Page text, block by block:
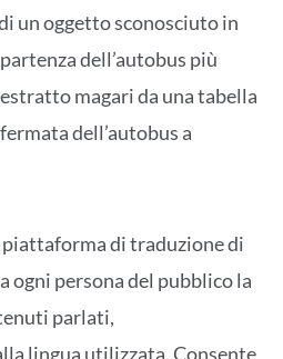
un oggetto sconosciuto in
dell’autobus più
magari da una tabella
dell’autobus a
piattaforma di traduzione di
ogni persona del pubblico la
parlati,
lingua utilizzata. Consente